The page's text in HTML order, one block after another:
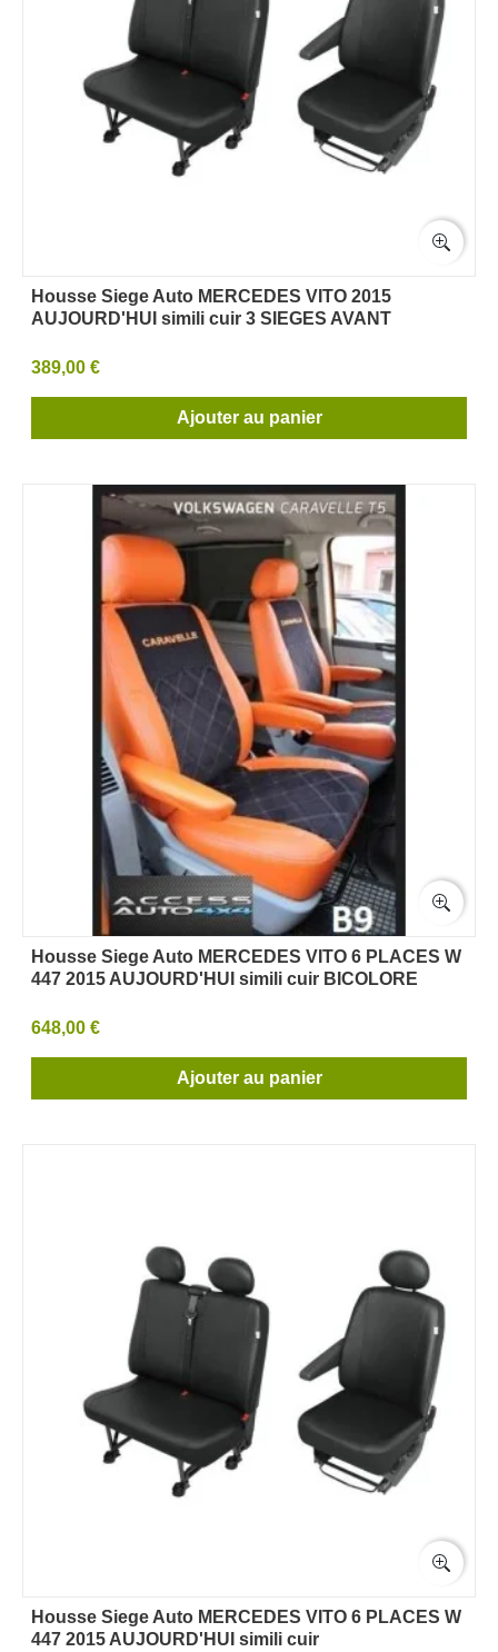
Housse Siege Auto MERCEDES VITO 2015
AUJOURD'HUI simili cuir 3 SIEGES AVANT
389,00 €
Ajouter au panier
Housse Siege Auto MERCEDES VITO 6 PLACES W
447 2015 AUJOURD'HUI simili cuir BICOLORE
648,00 €
Ajouter au panier
Housse Siege Auto MERCEDES VITO 6 PLACES W
447 2015 AUJOURD'HUI simili cuir